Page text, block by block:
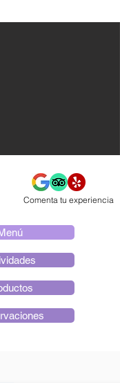
Comenta tu experiencia